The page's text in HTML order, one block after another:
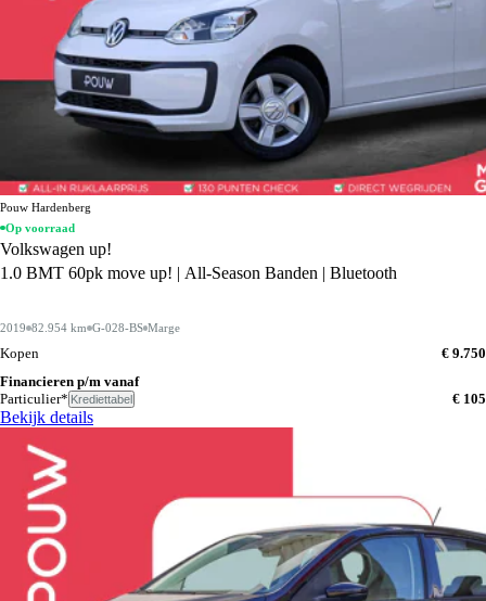
Pouw Hardenberg
Op voorraad
Volkswagen up!
1.0 BMT 60pk move up! | All-Season Banden | Bluetooth
2019 82.954 km G-028-BS Marge
Kopen
€ 9.750
Financieren p/m vanaf
Particulier* Krediettabel € 105
Bekijk details